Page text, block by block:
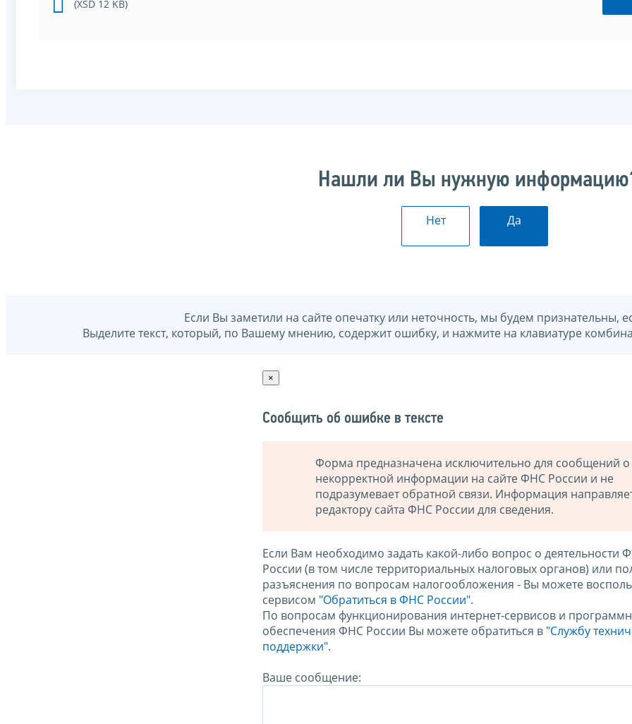
(XSD 12 KB)
Нашли ли Вы нужную
Нет Да
Если Вы заметили на сайте опечатку или неточность, мы будем признательны,
Выделите текст, который, по Вашему мнению, содержит ошибку, и нажмите на клавиатуре
×
Сообщить об ошибке в тексте
Форма предназначена исключительно для сообщений о
некорректной информации на сайте ФНС России и не
подразумевает обратной связи. Информация
редактору сайта ФНС России для сведения.
Если Вам необходимо задать какой-либо вопрос о деятельности
России (в том числе территориальных налоговых органов) или
разъяснения по вопросам налогообложения - Вы можете
сервисом "Обратиться в ФНС России".
По вопросам функционирования интернет-сервисов и
обеспечения ФНС России Вы можете обратиться в "Службу
поддержки".
Ваше сообщение: